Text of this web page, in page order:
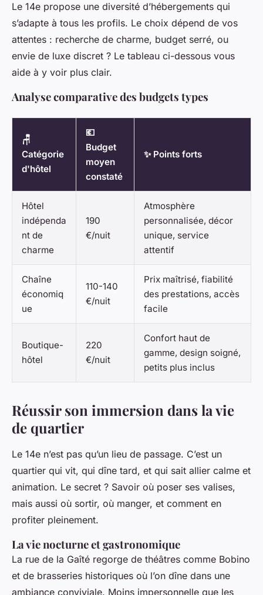
Le 14e propose une diversité d’hébergements qui
s’adapte à tous les profils. Le choix dépend de vos
attentes : recherche de charme, budget serré, ou
envie de luxe discret ? Le tableau ci-dessous vous
aide à y voir plus clair.
Analyse comparative des budgets types
🪑
Catégorie
d'hôtel
💶
Budget
moyen
constaté
✨ Points forts
Hôtel
indépenda
nt de
charme
190
€/nuit
Atmosphère
personnalisée, décor
unique, service
attentif
Chaîne
économiq
ue
110-140
€/nuit
Prix maîtrisé, fiabilité
des prestations, accès
facile
Boutique-
hôtel
220
€/nuit
Confort haut de
gamme, design soigné,
petits plus inclus
Réussir son immersion dans la vie
de quartier
Le 14e n’est pas qu’un lieu de passage. C’est un
quartier qui vit, qui dîne tard, et qui sait allier calme et
animation. Le secret ? Savoir où poser ses valises,
mais aussi où sortir, où manger, et comment en
profiter pleinement.
La vie nocturne et gastronomique
La rue de la Gaîté regorge de théâtres comme Bobino
et de brasseries historiques où l’on dîne dans une
ambiance conviviale. Moins impersonnelle que les